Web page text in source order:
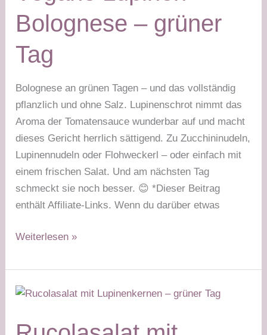
Bolognese – grüner
Tag
Bolognese an grünen Tagen – und das vollständig
pflanzlich und ohne Salz. Lupinenschrot nimmt das
Aroma der Tomatensauce wunderbar auf und macht
dieses Gericht herrlich sättigend. Zu Zucchininudeln,
Lupinennudeln oder Flohweckerl – oder einfach mit
einem frischen Salat. Und am nächsten Tag
schmeckt sie noch besser. 😊 *Dieser Beitrag
enthält Affiliate-Links. Wenn du darüber etwas
Vegane
Bolognese
–
Weiterlesen »